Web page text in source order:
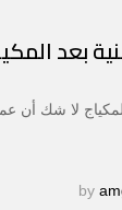
بعد
لا شك أن